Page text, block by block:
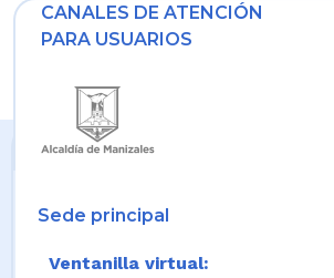
CANALES DE ATENCIÓN
PARA USUARIOS
Sede principal
Ventanilla virtual: